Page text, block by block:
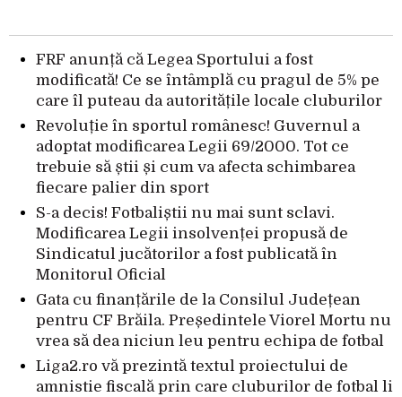
FRF anunță că Legea Sportului a fost
modificată! Ce se întâmplă cu pragul de 5% pe
care îl puteau da autoritățile locale cluburilor
Revoluție în sportul românesc! Guvernul a
adoptat modificarea Legii 69/2000. Tot ce
trebuie să știi și cum va afecta schimbarea
fiecare palier din sport
S-a decis! Fotbaliștii nu mai sunt sclavi.
Modificarea Legii insolvenței propusă de
Sindicatul jucătorilor a fost publicată în
Monitorul Oficial
Gata cu finanțările de la Consilul Județean
pentru CF Brăila. Președintele Viorel Mortu nu
vrea să dea niciun leu pentru echipa de fotbal
Liga2.ro vă prezintă textul proiectului de
amnistie fiscală prin care cluburilor de fotbal li